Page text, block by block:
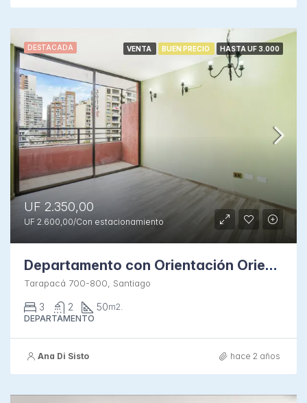
DESTACADA VENTA BUEN PRECIO HASTA UF 3.000
UF 2.350,00
UF 2.600,00/Con estacionamiento
Departamento con Orientación Oriente en Condominio
Tarapacá 700-800, Santiago
3 2 50m2.
DEPARTAMENTO
Ana Di Sisto hace 2 años